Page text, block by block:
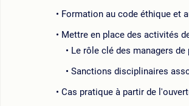
Formation au code éthique et
Mettre en place des activités
Le rôle clé des managers
Sanctions disciplinaires
Cas pratique à partir de